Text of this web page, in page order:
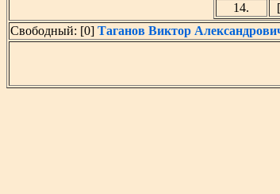
14.
Свободный: [0] Таганов Виктор